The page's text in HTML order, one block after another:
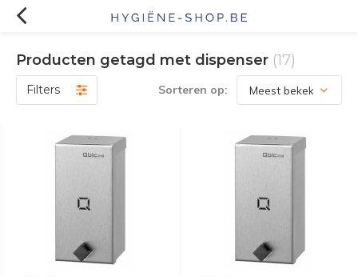
Producten getagd met dispenser (17)
Filters Sorteren op: